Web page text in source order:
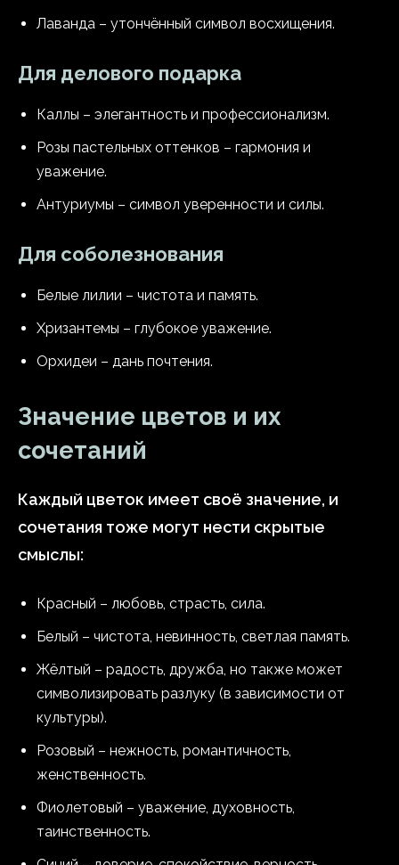
Лаванда – утончённый символ восхищения.
Для делового подарка
Каллы – элегантность и профессионализм.
Розы пастельных оттенков – гармония и
уважение.
Антуриумы – символ уверенности и силы.
Для соболезнования
Белые лилии – чистота и память.
Хризантемы – глубокое уважение.
Орхидеи – дань почтения.
Значение цветов и их
сочетаний
Каждый цветок имеет своё значение, и
сочетания тоже могут нести скрытые
смыслы:
Красный – любовь, страсть, сила.
Белый – чистота, невинность, светлая память.
Жёлтый – радость, дружба, но также может
символизировать разлуку (в зависимости от
культуры).
Розовый – нежность, романтичность,
женственность.
Фиолетовый – уважение, духовность,
таинственность.